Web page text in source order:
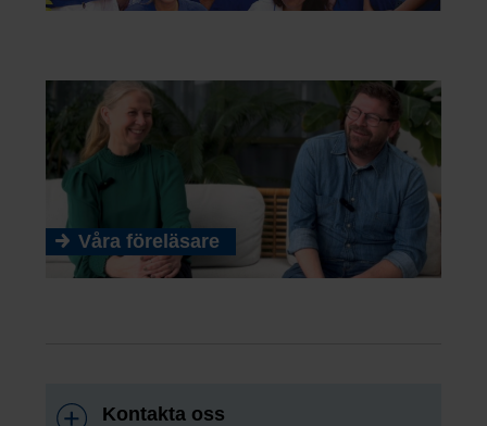
Våra föreläsare
Kontakta oss